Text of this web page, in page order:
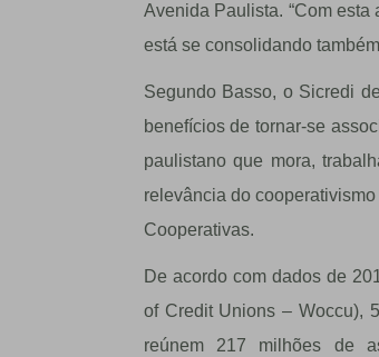
Avenida Paulista. “Com
está se consolidando
Segundo Basso, o Sicredi
benefícios de tornar-se
paulistano que mora,
relevância do
Cooperativas.
De acordo com dados de
of Credit Unions – Woccu),
reúnem 217 milhões de